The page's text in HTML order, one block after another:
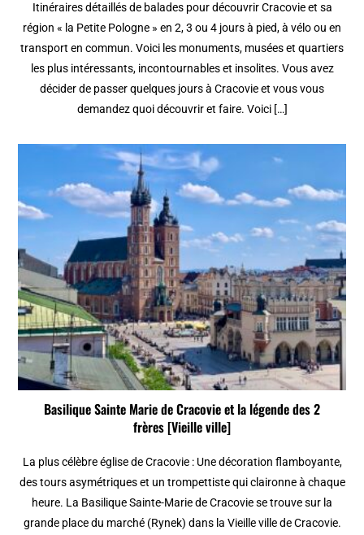
Itinéraires détaillés de balades pour découvrir Cracovie et sa
région « la Petite Pologne » en 2, 3 ou 4 jours à pied, à vélo ou en
transport en commun. Voici les monuments, musées et quartiers
les plus intéressants, incontournables et insolites. Vous avez
décider de passer quelques jours à Cracovie et vous vous
demandez quoi découvrir et faire. Voici […]
Basilique Sainte Marie de Cracovie et la légende des 2
frères [Vieille ville]
La plus célèbre église de Cracovie : Une décoration flamboyante,
des tours asymétriques et un trompettiste qui claironne à chaque
heure. La Basilique Sainte-Marie de Cracovie se trouve sur la
grande place du marché (Rynek) dans la Vieille ville de Cracovie.